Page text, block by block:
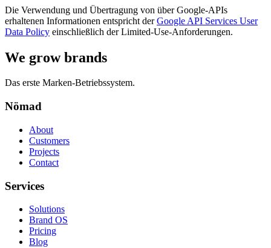
Die Verwendung und Übertragung von über Google-APIs
erhaltenen Informationen entspricht derGoogle API Services User
Data Policy einschließlich der Limited-Use-Anforderungen.
We grow brands
Das erste Marken-Betriebssystem.
Nömad
About
Customers
Projects
Contact
Services
Solutions
Brand OS
Pricing
Blog